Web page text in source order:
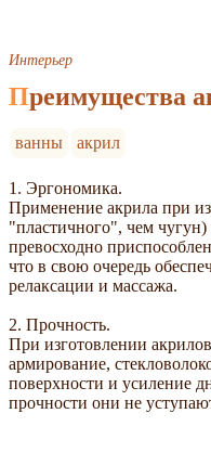
Интерьер
Преимущества
ванны акрил
1. Эргономика.
Применение акрила при
"пластичного", чем чугун)
превосходно
что в свою очередь
релаксации и массажа.
2. Прочность.
При изготовлении
армирование,
поверхности и усиление
прочности они не